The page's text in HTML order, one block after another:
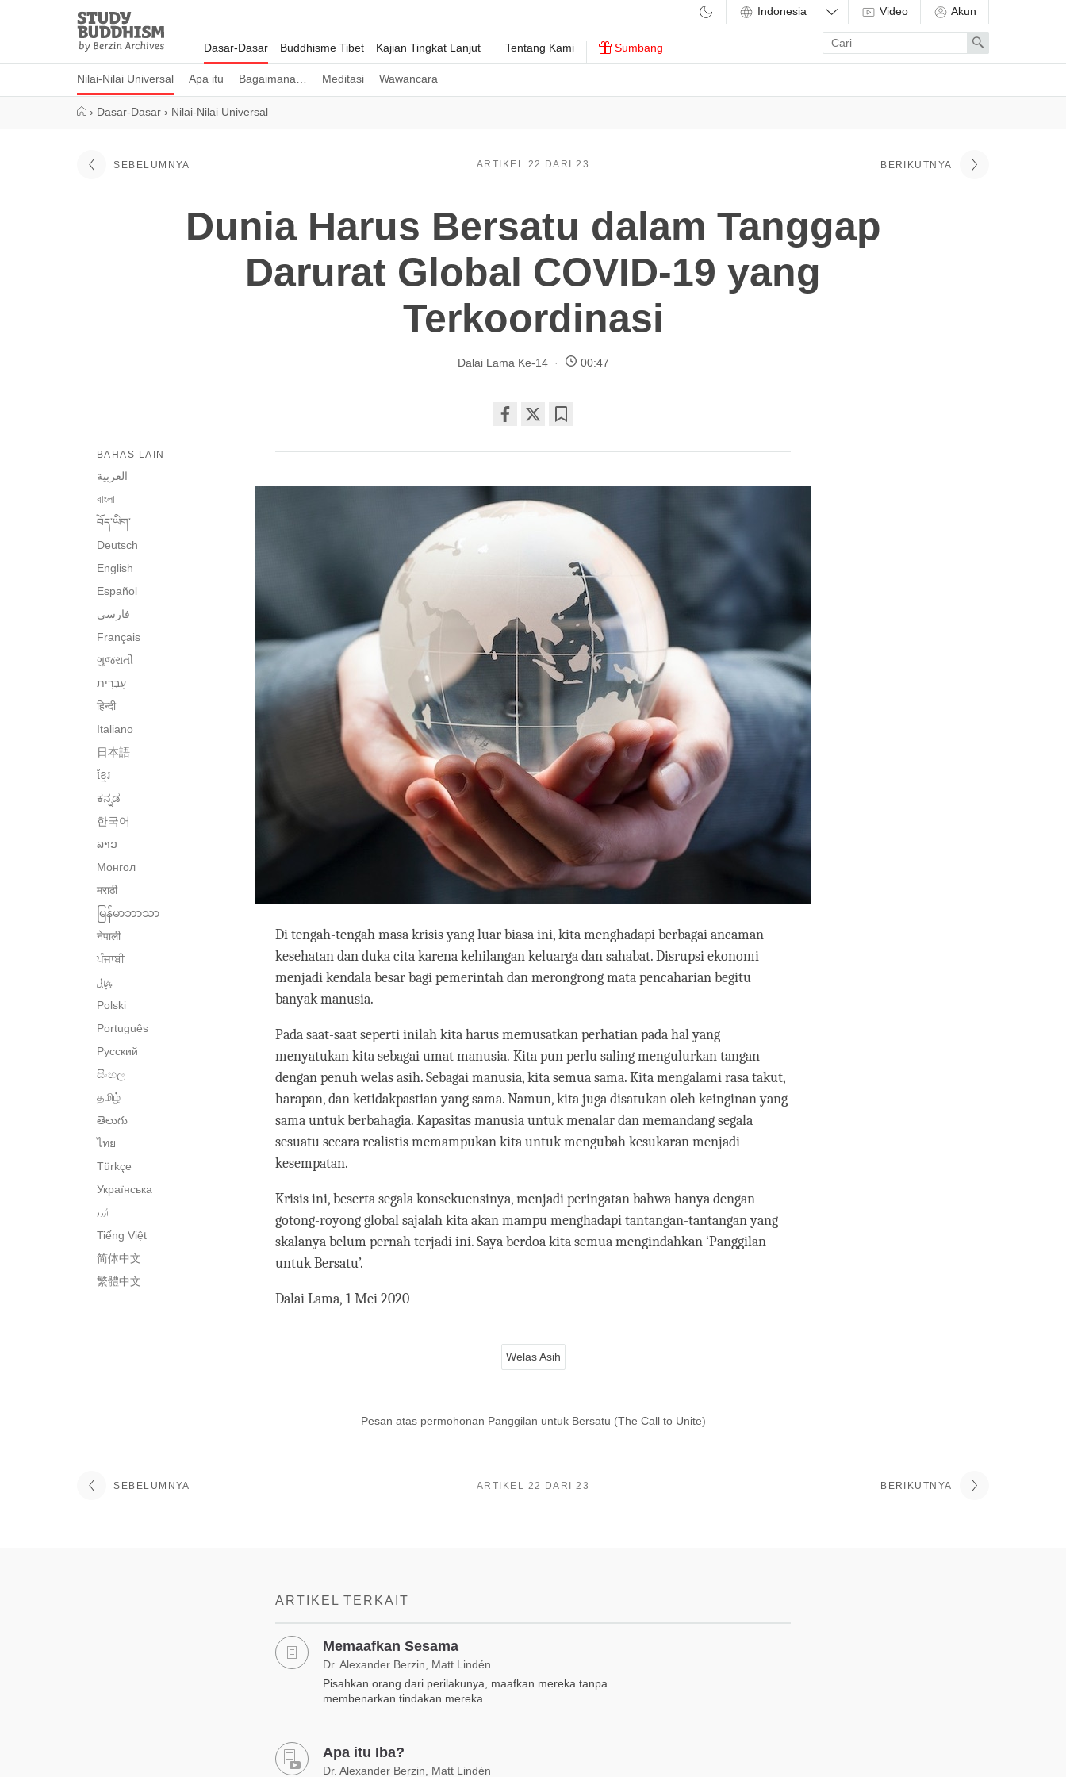
Study
Buddhism
Home
Dasar-Dasar
Nilai-Nilai Universal Apa itu Bagaimana… Meditasi Wawancara
Buddhisme Tibet Kajian Tingkat Lanjut Tentang Kami Sumbang
Video Akun
Enter
search
term
Search
› Dasar-Dasar › Nilai-Nilai Universal
SEBELUMNYA ARTIKEL 22 DARI 23 BERIKUTNYA
Dunia Harus Bersatu dalam Tanggap
Darurat Global COVID-19 yang
Terkoordinasi
Dalai Lama Ke-14 00:47
on
BAHAS LAIN
العربية
বাংলা
བོད་ཡིག་
Deutsch
English
Español
فارسی
Français
ગુજરાતી
हिन्दी
Italiano
日本語
ខ្មែរ
ಕನ್ನಡ
한국어
ລາວ
Монгол
मराठी
မြန်မာဘာသာ
नेपाली
ਪੰਜਾਬੀ
پنجابی
Polski
Português
Русский
සිංහල
தமிழ்
తెలుగు
ไทย
Türkçe
Українська
اُردو
Tiếng Việt
简体中文
繁體中文
Di tengah-tengah masa krisis yang luar biasa ini, kita menghadapi berbagai ancaman
kesehatan dan duka cita karena kehilangan keluarga dan sahabat. Disrupsi ekonomi
menjadi kendala besar bagi pemerintah dan merongrong mata pencaharian begitu
banyak manusia.
Pada saat-saat seperti inilah kita harus memusatkan perhatian pada hal yang
menyatukan kita sebagai umat manusia. Kita pun perlu saling mengulurkan tangan
dengan penuh welas asih. Sebagai manusia, kita semua sama. Kita mengalami rasa takut,
harapan, dan ketidakpastian yang sama. Namun, kita juga disatukan oleh keinginan yang
sama untuk berbahagia. Kapasitas manusia untuk menalar dan memandang segala
sesuatu secara realistis memampukan kita untuk mengubah kesukaran menjadi
kesempatan.
Krisis ini, beserta segala konsekuensinya, menjadi peringatan bahwa hanya dengan
gotong-royong global sajalah kita akan mampu menghadapi tantangan-tantangan yang
skalanya belum pernah terjadi ini. Saya berdoa kita semua mengindahkan ‘Panggilan
untuk Bersatu’.
Dalai Lama, 1 Mei 2020
Welas Asih
Pesan atas permohonan Panggilan untuk Bersatu (The Call to Unite)
SEBELUMNYA ARTIKEL 22 DARI 23 BERIKUTNYA
ARTIKEL TERKAIT
Memaafkan Sesama
Dr. Alexander Berzin, Matt Lindén
Pisahkan orang dari perilakunya, maafkan mereka tanpa
membenarkan tindakan mereka.
Apa itu Iba?
Dr. Alexander Berzin, Matt Lindén